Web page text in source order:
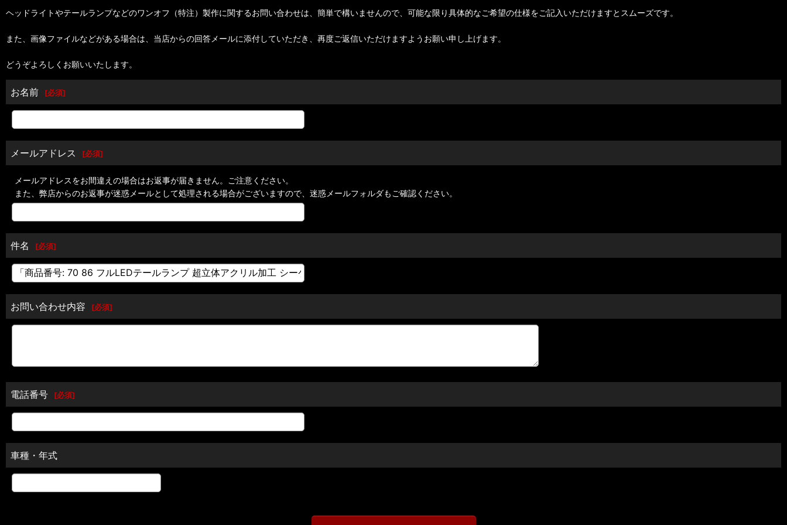
ヘッドライトやテールランプなどのワンオフ（特注）製作に関するお問い合わせは、簡単で構いませんので、可能な限り具体的なご希望の仕様をご記入いただけますとスムーズです。
また、画像ファイルなどがある場合は、当店からの回答メールに添付していただき、再度ご返信いただけますようお願い申し上げます。
どうぞよろしくお願いいたします。
お名前 [必須]
メールアドレス [必須]
メールアドレスをお間違えの場合はお返事が届きません。ご注意ください。
また、弊店からのお返事が迷惑メールとして処理される場合がございますので、迷惑メールフォルダもご確認ください。
件名 [必須]
お問い合わせ内容 [必須]
電話番号 [必須]
車種・年式